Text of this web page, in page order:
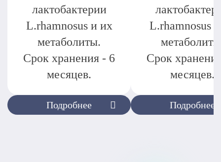
Подробнее
лактобактерии
L.rhamnosus и их
метаболиты.
Срок хранения - 6
месяцев.
Подробнее
L.rhamnosus
Срок
месяцев.